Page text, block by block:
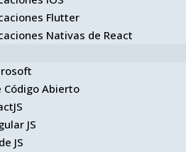
Flutter
Nativas de React
Código Abierto
JS
JS